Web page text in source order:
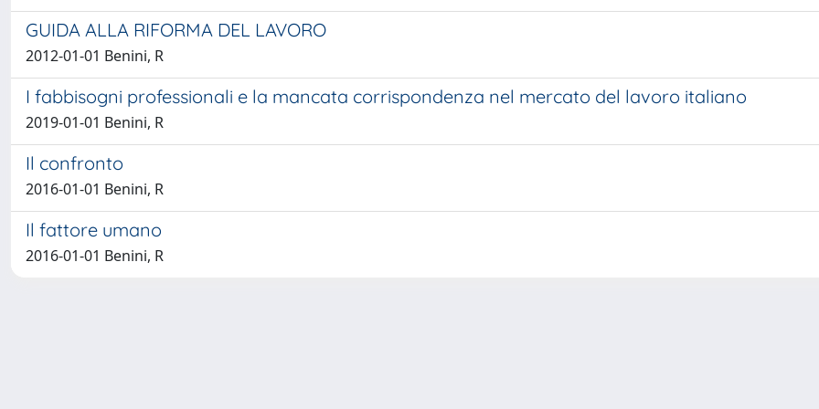
GUIDA ALLA RIFORMA DEL LAVORO
2012-01-01 Benini, R
I fabbisogni professionali e la mancata corrispondenza nel mercato del lavoro italiano
2019-01-01 Benini, R
Il confronto
2016-01-01 Benini, R
Il fattore umano
2016-01-01 Benini, R